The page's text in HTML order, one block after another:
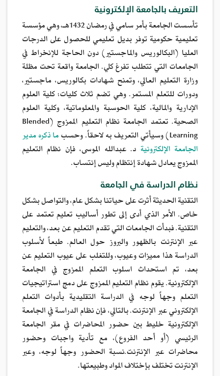
التعريف بالجامعة الإلكترونية
تأسست الجامعة بأمر سامي في رمضان 1432هـ، وهي مؤسسة
تعليمية حكومية توفر بديل تعليمي للحصول على الدرجات
العليا (البكالوريس والماجستير) دون الحاجة للإنخراط في
الجامعات التي تتطلب تفرغ كلي. الجامعة واقعة تحت مظلة
وزارة التعليم العالي، وتمنح شهادات بكالوريس، ماجستير،
ودورات للتعلم المستمر. وهي تضم ثلاث كليات: كلية العلوم
الإدارية والمالية، كلية الحوسبة والمعلوماتية، وكلية العلوم
الصحية. تعتمد الجامعة نظام التعليم الممزوج (Blended
Learning) وسيأتي التعريف به لاحقاً. وحسب ما ذكره مدير
الجامعة الإلكترونية د. عبدالله الموسى، فإن نظام التعليم
الممزوج يعادل شهادة إنتظام وليس إنتساب.
نظام الدراسة في الجامعة
التقنية الحديثة أثرت على حياتنا بشكل عام، والتواصل بشكل
خاص. الأمر الذي أدى إلى تطور أساليب تعليم تعتمد على
التقنية. فبدأت الجامعات التي تقدم التعليم عن بعد، والتعليم
عبر الإنترنت بالظهور والبروز حول العالم. طبعاً لأسلوب
الدراسة هذا مميزات وعيوب، وللتغلب على عيوب التعليم عن
بعد، تم استحداث اسلوب التعلم الممزوج في الجامعة
الإلكترونية. يقوم نظام التعليم الممزوج على دمج استراتيجيات
التعلم وجهاً لوجه في الدراسة التقليدية بأدوات التعلم
الإلكتروني عبر الإنترنت. بالتالي، فإن نظام الدراسة في الجامعة
الإلكترونية خليط بين حضور المحاضرات في مقر الجامعة
الرئيسي (أو أحد الفروع)، مع تأدية واجبات وحضور
محاضرات عبر الإنترنت.نسبة الحضور وجهاً لوجه، وعبر
الإنترنت تختلف بإختلاف المواد وطبيعتها.